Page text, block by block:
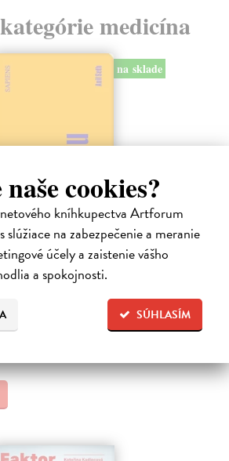
cookies?
kníhkupectva Artforum
slúžiace na zabezpečenie a meranie
účely a zaistenie vášho
a spokojnosti.
SÚHLASÍM
medicína
na sklade
jednoduché, jak se zdá. V mozku každého z
neuronů a vytvářejí naše vědomé